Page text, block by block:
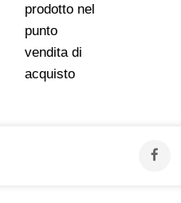
prodotto nel
punto
vendita di
acquisto